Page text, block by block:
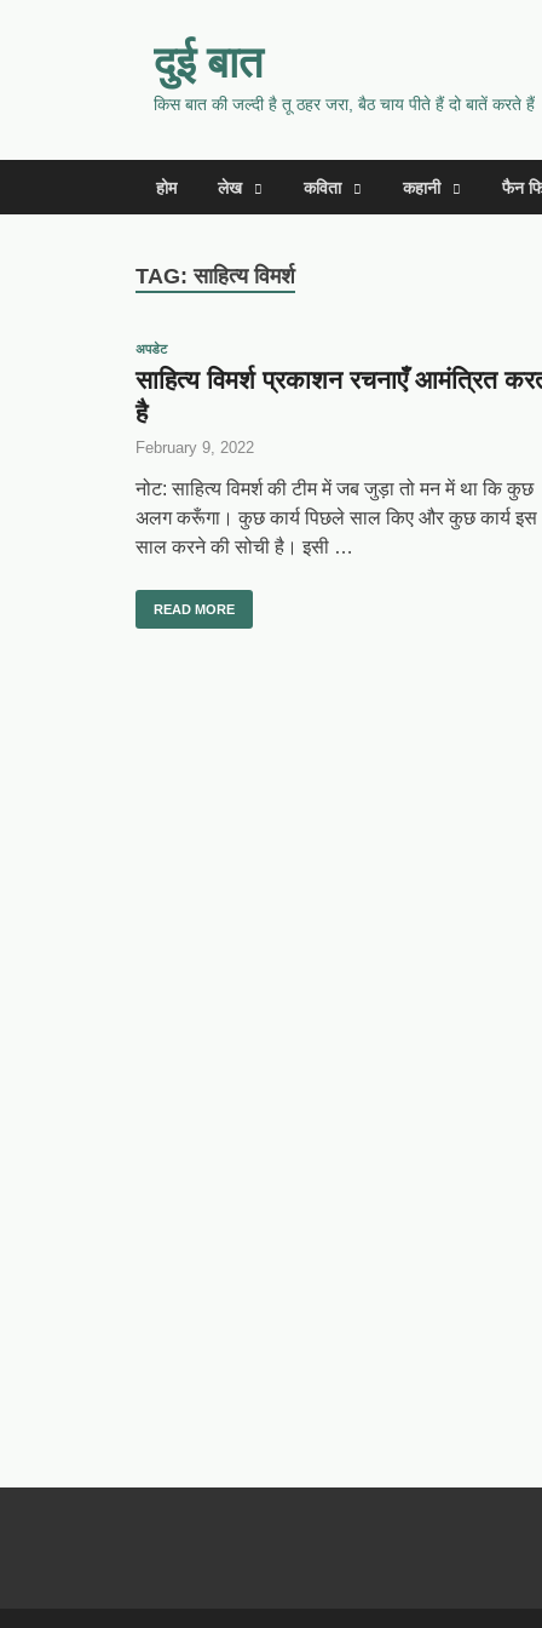
दुई बात
किस बात की जल्दी है तू ठहर जरा, बैठ चाय पीते हैं दो बातें करते हैं
होम लेख कविता कहानी फैन
TAG:साहित्य विमर्श
अपडेट
साहित्य विमर्श प्रकाशन रचनाएँ आमंत्रित
है
February 9, 2022
नोट: साहित्य विमर्श की टीम में जब जुड़ा तो मन में था कि कुछ
अलग करूँगा। कुछ कार्य पिछले साल किए और कुछ कार्य इस
साल करने की सोची है। इसी …
READ MORE